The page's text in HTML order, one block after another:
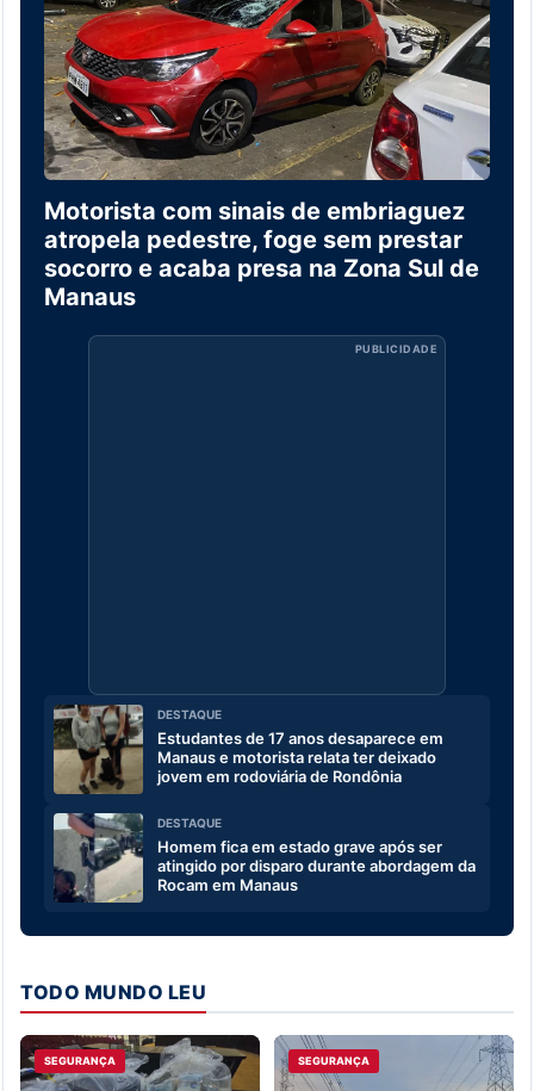
Motorista com sinais de embriaguez
atropela pedestre, foge sem prestar
socorro e acaba presa na Zona Sul de
Manaus
PUBLICIDADE
DESTAQUE
Estudantes de 17 anos desaparece em
Manaus e motorista relata ter deixado
jovem em rodoviária de Rondônia
DESTAQUE
Homem fica em estado grave após ser
atingido por disparo durante abordagem da
Rocam em Manaus
TODO MUNDO LEU
SEGURANÇA SEGURANÇA